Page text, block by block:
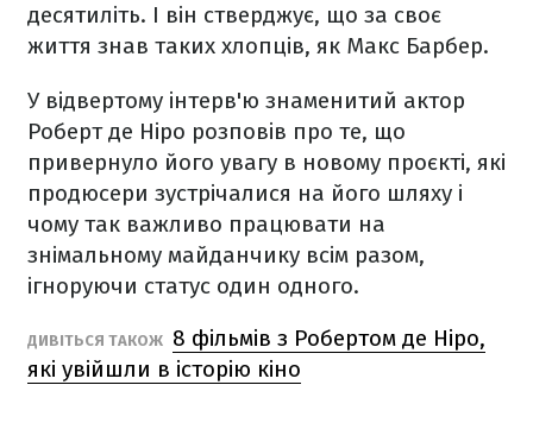
десятиліть. І він стверджує, що за своє
життя знав таких хлопців, як Макс Барбер.
У відвертому інтерв'ю знаменитий актор
Роберт де Ніро розповів про те, що
привернуло його увагу в новому проєкті, які
продюсери зустрічалися на його шляху і
чому так важливо працювати на
знімальному майданчику всім разом,
ігноруючи статус один одного.
ДИВІТЬСЯ ТАКОЖ 8 фільмів з Робертом де Ніро,
які увійшли в історію кіно